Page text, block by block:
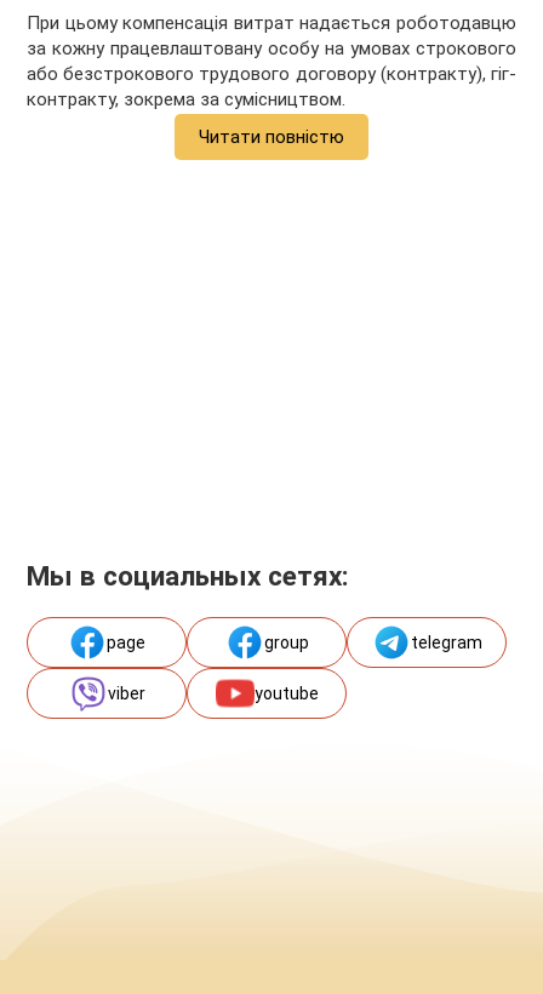
При цьому компенсація витрат надається роботодавцю
за кожну працевлаштовану особу на умовах строкового
або безстрокового трудового договору (контракту), гіг-
контракту, зокрема за сумісництвом.
Читати повністю
Мы в социальных сетях:
page group telegram
viber youtube